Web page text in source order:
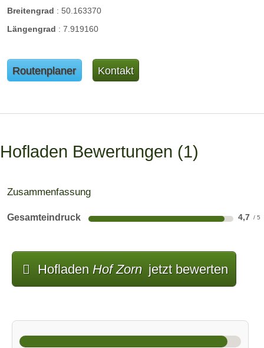
Breitengrad : 50.163370
Längengrad : 7.919160
Routenplaner Kontakt
Hofladen Bewertungen 1
Zusammenfassung
Gesamteindruck 4,7
Hofladen Hof Zorn jetzt bewerten